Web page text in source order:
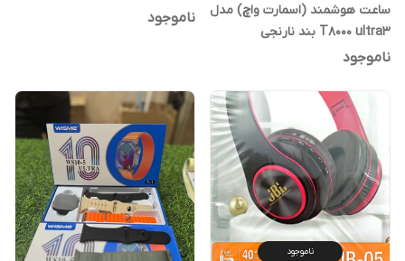
ساعت هوشمند (اسمارت واچ) مدل
T8000 ultra3 بند نارنجی
ناموجود
ناموجود
ناموجود